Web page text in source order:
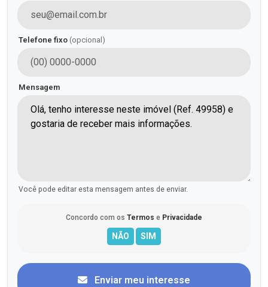
Telefone fixo (opcional)
Mensagem
Você pode editar esta mensagem antes de enviar.
Concordo com os Termos e Privacidade
Enviar meu interesse